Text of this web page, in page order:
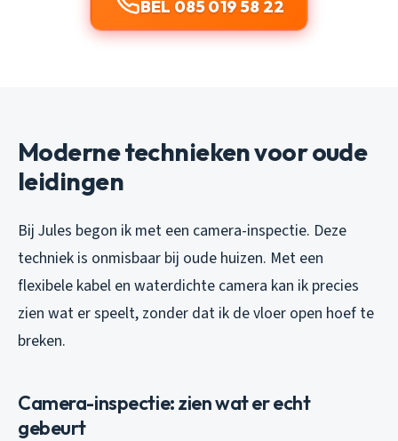
BEL 085 019 58 22
Moderne technieken voor oude
leidingen
Bij Jules begon ik met een camera-inspectie. Deze
techniek is onmisbaar bij oude huizen. Met een
flexibele kabel en waterdichte camera kan ik precies
zien wat er speelt, zonder dat ik de vloer open hoef te
breken.
Camera-inspectie: zien wat er echt
gebeurt